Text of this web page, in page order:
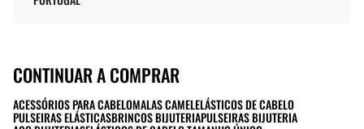
CONTINUAR A COMPRAR
ACESSÓRIOS PARA CABELOMALAS CAMELELÁSTICOS DE CABELO
PULSEIRAS ELÁSTICASBRINCOS BIJUTERIAPULSEIRAS BIJUTERIA